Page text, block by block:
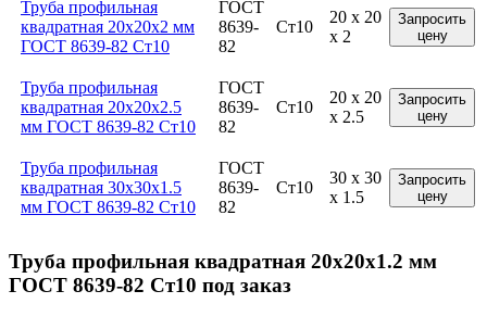
Труба профильная
квадратная 20x20x2 мм
ГОСТ 8639-82 Ст10
ГОСТ
8639-
82
Ст10
20 x 20
x 2
Запросить
цену
Труба профильная
квадратная 20x20x2.5
мм ГОСТ 8639-82 Ст10
ГОСТ
8639-
82
Ст10
20 x 20
x 2.5
Запросить
цену
Труба профильная
квадратная 30x30x1.5
мм ГОСТ 8639-82 Ст10
ГОСТ
8639-
82
Ст10
30 x 30
x 1.5
Запросить
цену
Труба профильная квадратная 20x20x1.2 мм
ГОСТ 8639-82 Ст10 под заказ